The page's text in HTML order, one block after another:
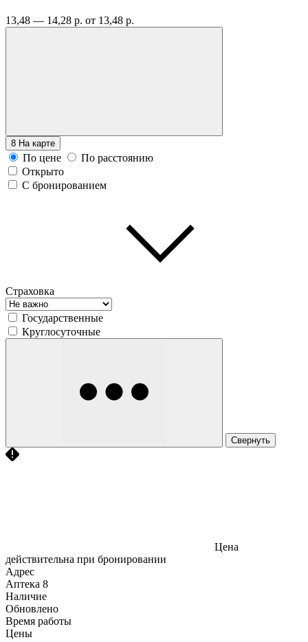
13,48 — 14,28 р. от 13,48 р.
8 На карте
По цене
По расстоянию
Открыто
С бронированием
Страховка
Государственные
Круглосуточные
Свернуть
Цена
действительна при бронировании
Адрес
Аптека 8
Наличие
Обновлено
Время работы
Цены